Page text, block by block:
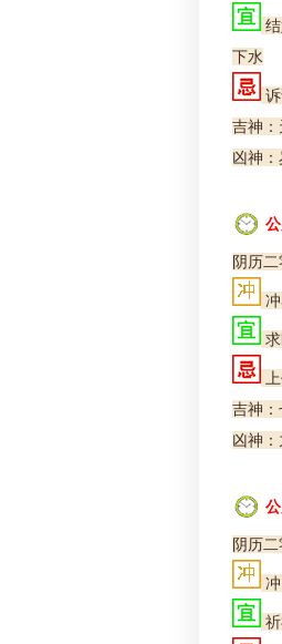
下水
吉神
凶神
阴历
吉神
凶神
阴历